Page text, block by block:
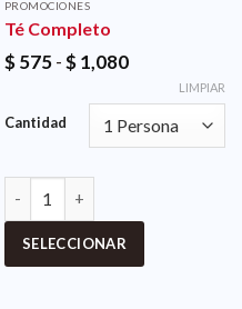
PROMOCIONES
Té Completo
$575 -$1,080
Cantidad
LIMPIAR
SELECCIONAR